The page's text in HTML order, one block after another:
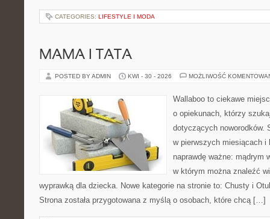
CATEGORIES: LIFESTYLE I MODA
MAMA I TATA
POSTED BY ADMIN KWI - 30 - 2026 MOŻLIWOŚĆ
Wallaboo to ciekawe
o opiekunach, którzy
dotyczących noworodków.
w pierwszych miesiącach
naprawdę ważne: mądrym
w którym można znaleźć
wyprawką dla dziecka. Nowe kategorie na stronie to: Chusty i
Strona została przygotowana z myślą o osobach, które chcą […]